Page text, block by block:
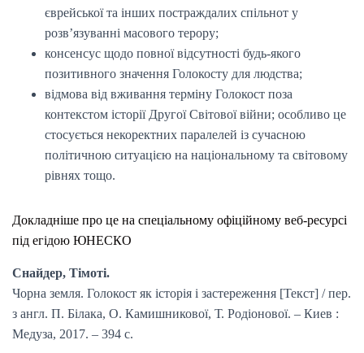
єврейської та інших постраждалих спільнот у
розв’язуванні масового терору;
консенсус щодо повної відсутності будь-якого
позитивного значення Голокосту для людства;
відмова від вживання терміну Голокост поза
контекстом історії Другої Світової війни; особливо це
стосується некоректних паралелей із сучасною
політичною ситуацією на національному та світовому
рівнях тощо.
Докладніше про це на спеціальному офіційному веб-ресурсі
під егідою ЮНЕСКО
Снайдер, Тімоті.
Чорна земля. Голокост як історія і застереження [Текст] / пер.
з англ. П. Білака, О. Камишникової, Т. Родіонової. – Киев :
Медуза, 2017. – 394 с.